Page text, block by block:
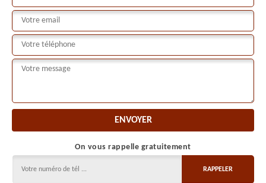
On vous rappelle gratuitement